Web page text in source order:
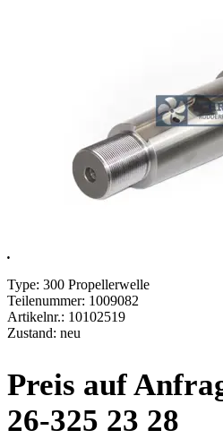
.
Type: 300 Propellerwelle
Teilenummer: 1009082
Artikelnr.: 10102519
Zustand: neu
Preis auf
26-325 23 28